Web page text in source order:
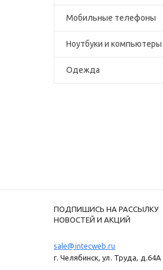
Мобильные телефоны
Ноутбуки и компьютеры
Одежда
ПОДПИШИСЬ НА РАССЫЛКУ
НОВОСТЕЙ И АКЦИЙ
sale@intecweb.ru
г. Челябинск, ул. Труда, д.64A